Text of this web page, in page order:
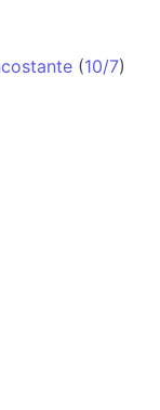
(10/7)